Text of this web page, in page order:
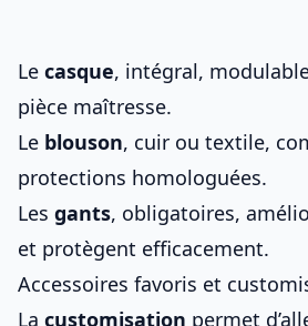
Le casque, intégral,
pièce maîtresse.
Le blouson, cuir ou textile,
protections homologuées.
Les gants, obligatoires,
et protègent efficacement.
Accessoires favoris et
La customisation permet